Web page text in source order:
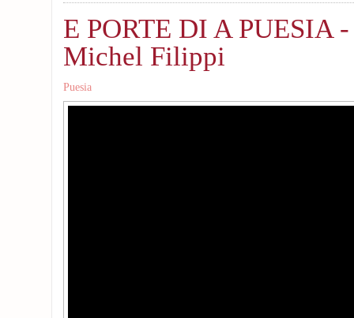
E PORTE DI A PUESIA
Michel Filippi
Puesia